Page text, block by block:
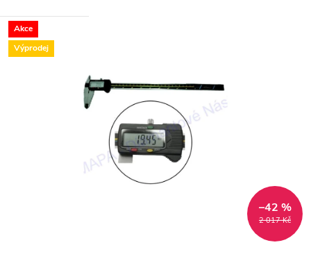
Akce
Výprodej
2 017 Kč
–42 %